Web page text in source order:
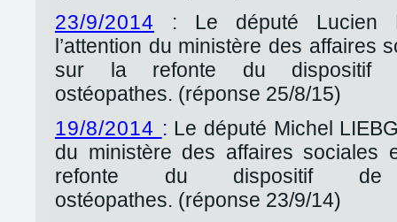
23/9/2014
: Le député Lucien
l’attention du ministère des affaires
sur la refonte du dispositif
ostéopathes. (réponse 25/8/15)
19/8/2014 : Le député Michel
du ministère des affaires
refonte du dispositif de
ostéopathes. (réponse 23/9/14)